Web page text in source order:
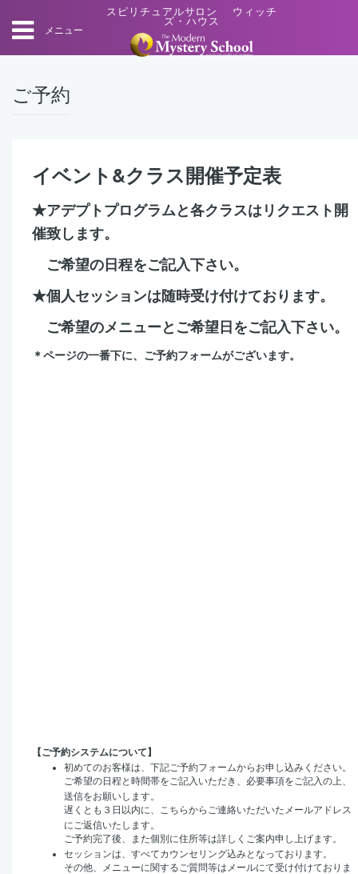
メニュー
スピリチュアルサロン ウィッチ
ズ・ハウス
ご予約
イベント&クラス開催予定表
★アデプトプログラムと各クラスはリクエスト開
催致します。
ご希望の日程をご記入下さい。
★個人セッションは随時受け付けております。
ご希望のメニューとご希望日をご記入下さい。
＊ページの一番下に、ご予約フォームがございます。
【ご予約システムについて】
初めてのお客様は、下記ご予約フォームからお申し込みください。
ご希望の日程と時間帯をご記入いただき、必要事項をご記入の上、
送信をお願いします。
遅くとも３日以内に、こちらからご連絡いただいたメールアドレス
にご返信いたします。
ご予約完了後、また個別に住所等は詳しくご案内申し上げます。
セッションは、すべてカウンセリング込みとなっております。
その他、メニューに関するご質問等はメールにて受け付けておりま